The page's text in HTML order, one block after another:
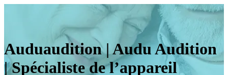
Auduaudition | Audu Audition
| Spécialiste de l’appareil